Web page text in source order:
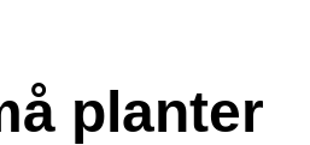
planter